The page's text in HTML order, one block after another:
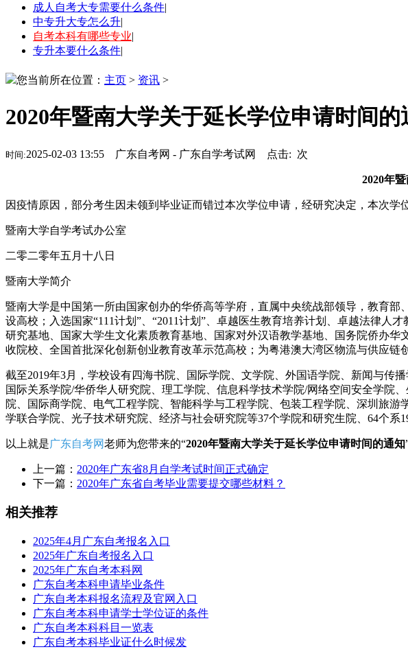
成人自考大专需要什么条件|
中专升大专怎么升|
自考本科有哪些专业|
专升本要什么条件|
您当前所在位置： 主页 > 资讯 >
2020年暨南大学关于延长学位申请时间的
时间:2025-02-03 13:55 广东自考网 - 广东自学考试网 点击: 次
2020年
因疫情原因，部分考生因未领到毕业证而错过本次学位申请，经研究决定，本次
暨南大学自学考试办公室
二零二零年五月十八日
暨南大学简介
暨南大学是中国第一所由国家创办的华侨高等学府，直属中央统战部领导，教育部
设高校；入选国家“111计划”、“2011计划”、卓越医生教育培养计划、卓越法律
研究基地、国家大学生文化素质教育基地、国家对外汉语教学基地、国务院侨办
收院校、全国首批深化创新创业教育改革示范高校；为粤港澳大湾区物流与供应链
截至2019年3月，学校设有四海书院、国际学院、文学院、外国语学院、新闻与传
国际关系学院/华侨华人研究院、理工学院、信息科学技术学院/网络空间安全学院
院、国际商学院、电气工程学院、智能科学与工程学院、包装工程学院、深圳旅
学联合学院、光子技术研究院、经济与社会研究院等37个学院和研究生院、64个系
以上就是广东自考网老师为您带来的“2020年暨南大学关于延长学位申请时间的通知
上一篇： 2020年广东省8月自学考试时间正式确定
下一篇： 2020年广东省自考毕业需要提交哪些材料？
相关推荐
2025年4月广东自考报名入口
2025年广东自考报名入口
2025年广东自考本科网
广东自考本科申请毕业条件
广东自考本科报名流程及官网入口
广东自考本科申请学士学位证的条件
广东自考本科科目一览表
广东自考本科毕业证什么时候发